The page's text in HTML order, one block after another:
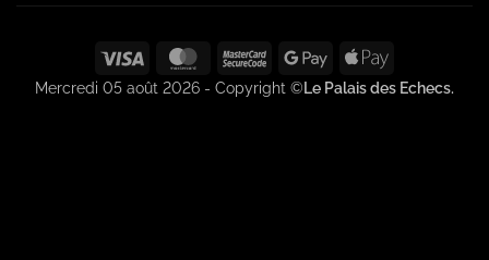
Visa MasterCardMasterCard
2
Google
Pay
Apple
Pay
Mercredi 05 août 2026 - Copyright ©Le Palais des Echecs.